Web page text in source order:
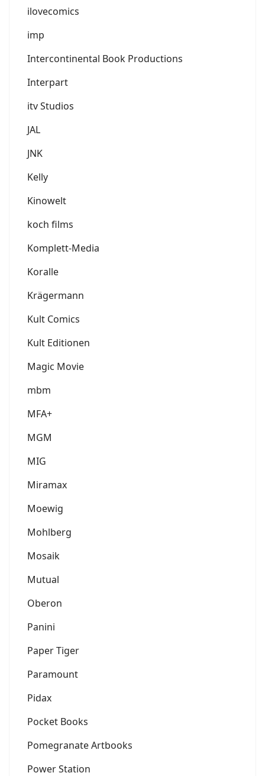
ilovecomics
imp
Intercontinental Book Productions
Interpart
itv Studios
JAL
JNK
Kelly
Kinowelt
koch films
Komplett-Media
Koralle
Krägermann
Kult Comics
Kult Editionen
Magic Movie
mbm
MFA+
MGM
MIG
Miramax
Moewig
Mohlberg
Mosaik
Mutual
Oberon
Panini
Paper Tiger
Paramount
Pidax
Pocket Books
Pomegranate Artbooks
Power Station